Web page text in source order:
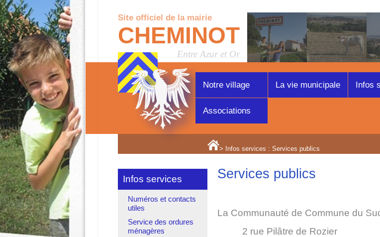
Site officiel de la mairie
CHEMINOT
Entre Azur et Or
Notre village La vie municipale Infos
Associations
> Infos services : Services publics
Infos services
Numéros et contacts
utiles
Service des ordures
ménagères
Services publics
La Communauté de Commune du
2 rue Pilâtre de Rozier